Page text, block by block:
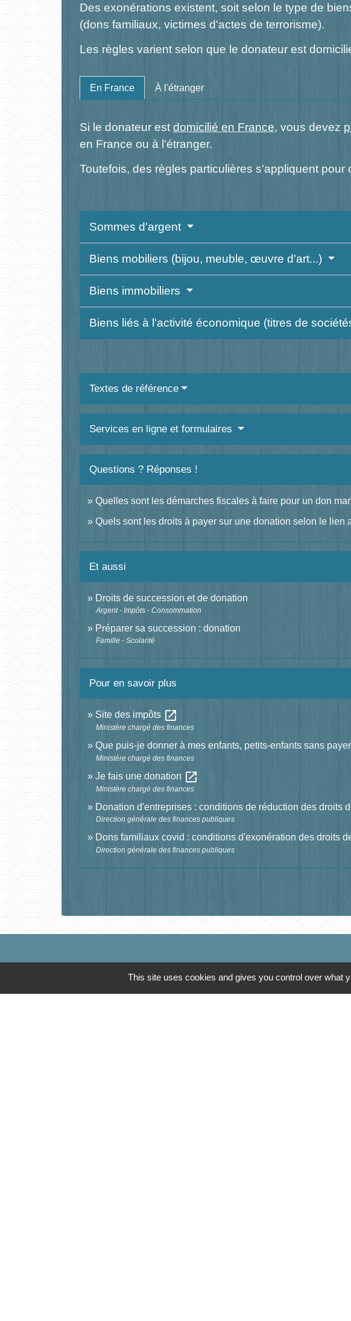
Des exonérations existent, soit selon le type de
(dons familiaux, victimes d'actes de terrorisme).
Les règles varient selon que le donateur est
En France À l'étranger
Si le donateur est domicilié en France, vous devez
en France ou à l'étranger.
Toutefois, des règles particulières s'appliquent
Sommes d'argent
Biens mobiliers (bijou, meuble, œuvre d'art...)
Biens immobiliers
Biens liés à l'activité économique (titres de
Textes de référence
Services en ligne et formulaires
Questions ? Réponses !
Quelles sont les démarches fiscales à faire pour un don
Quels sont les droits à payer sur une donation selon le lien
Et aussi
Droits de succession et de donation
Argent - Impôts - Consommation
Préparer sa succession : donation
Famille - Scolarité
Pour en savoir plus
Site des impôts open_in_new
Ministère chargé des finances
Que puis-je donner à mes enfants, petits-enfants sans
Ministère chargé des finances
Je fais une donation open_in_new
Ministère chargé des finances
Donation d'entreprises : conditions de réduction des droits
Direction générale des finances publiques
Dons familiaux covid : conditions d'exonération des droits
Direction générale des finances publiques
This site uses cookies and gives you control over what